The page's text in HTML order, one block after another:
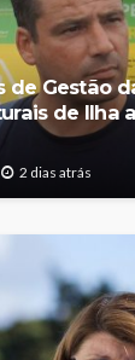
de Gestão
de Ilha
2 dias atrás